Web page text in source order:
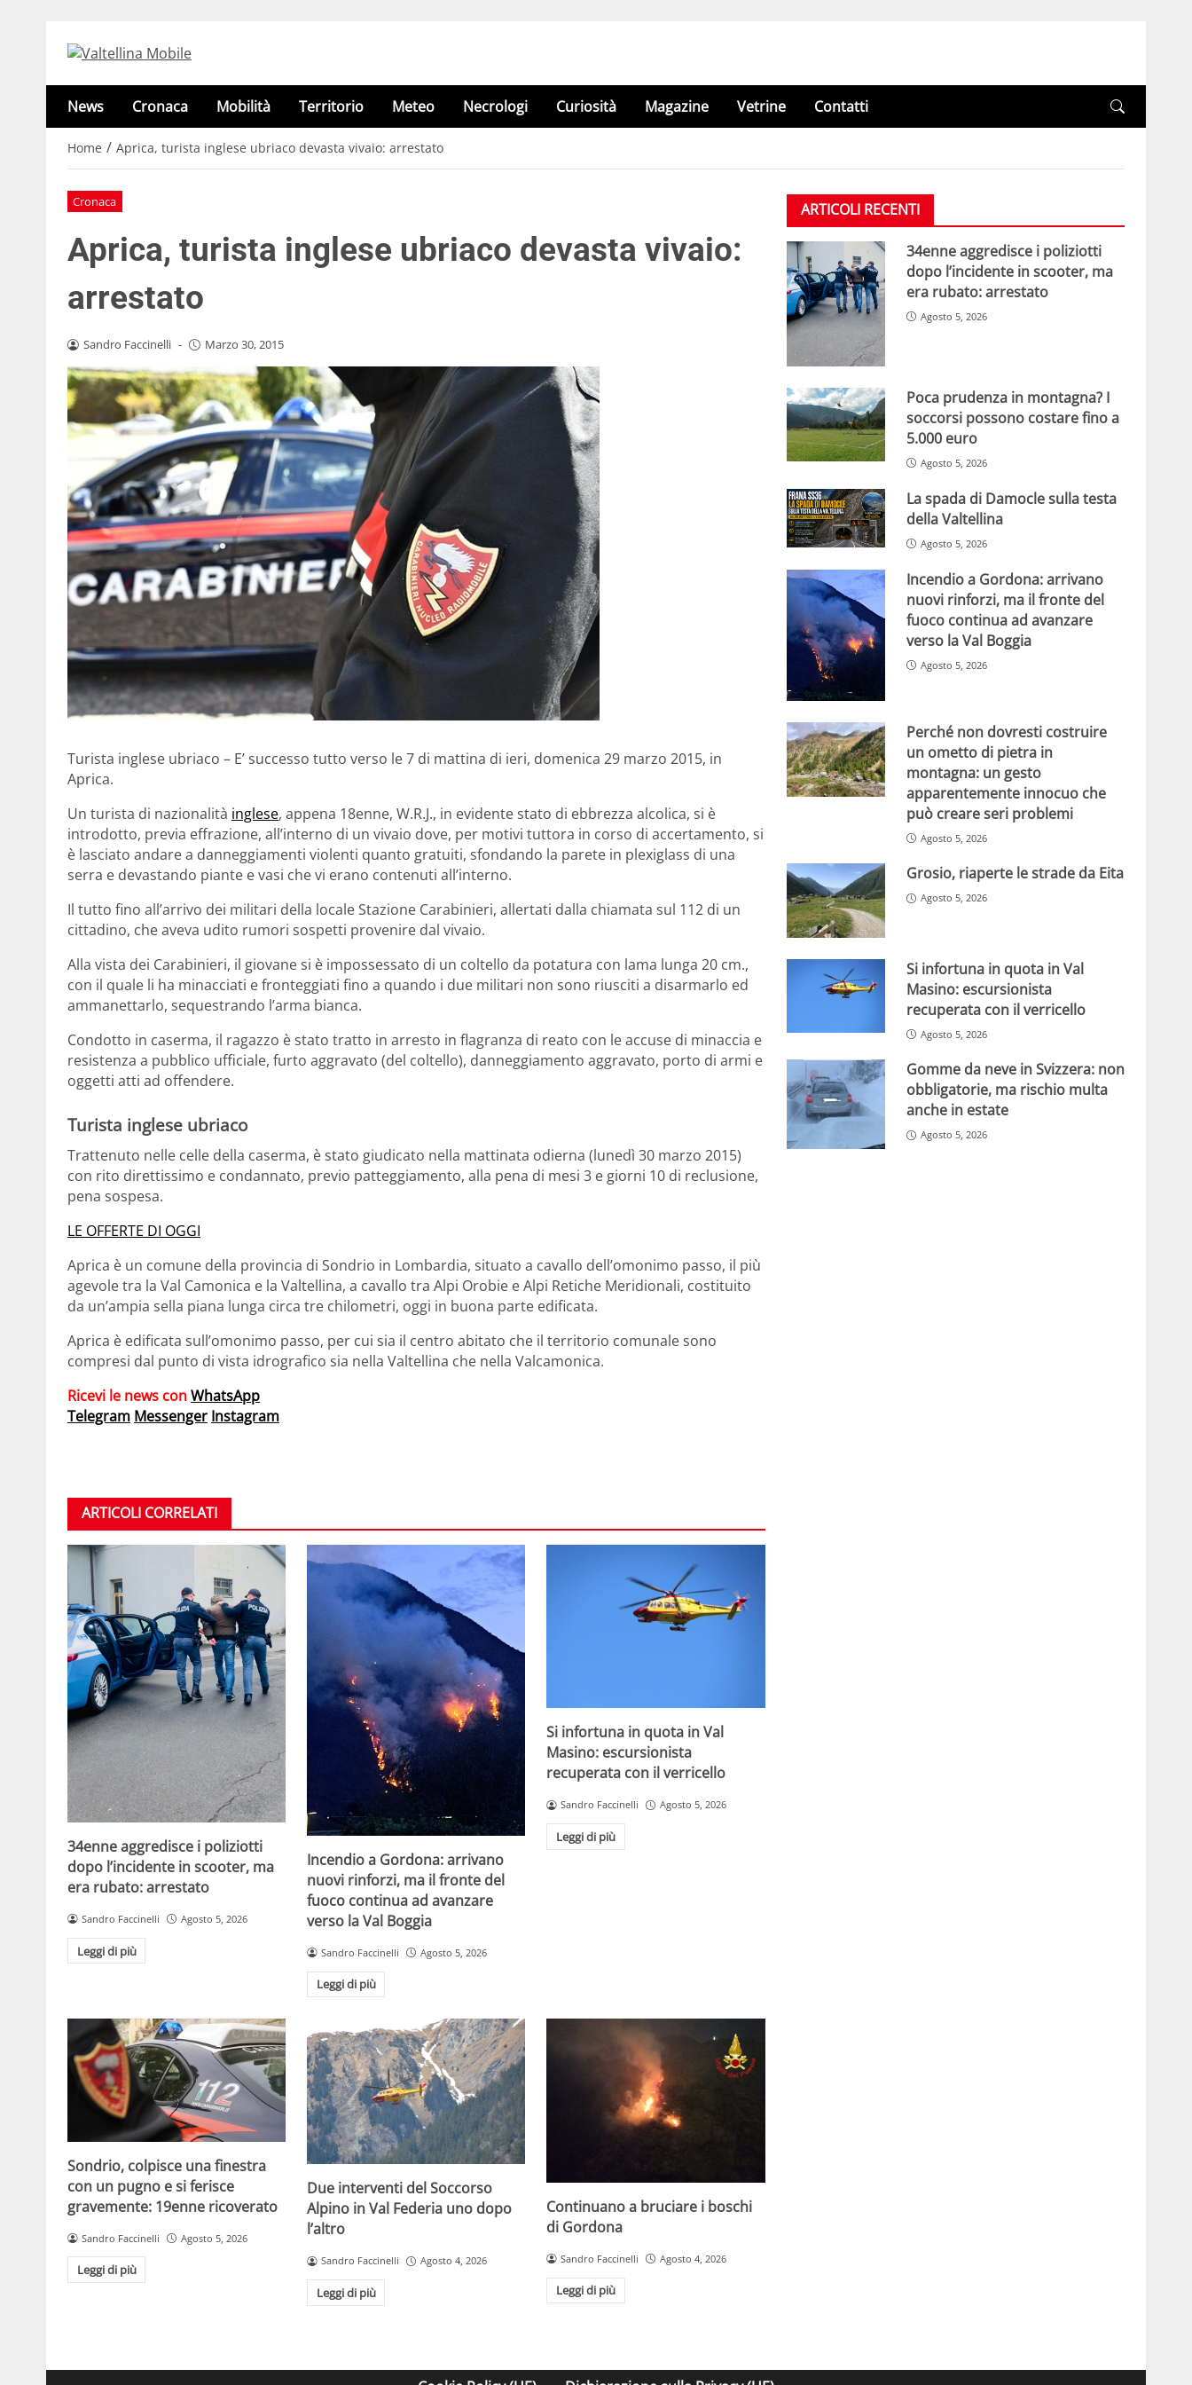
News Cronaca Mobilità Territorio Meteo Necrologi Curiosità Magazine Vetrine Contatti
Home / Aprica, turista inglese ubriaco devasta vivaio: arrestato
Cronaca
Aprica, turista inglese ubriaco devasta vivaio:
arrestato
Sandro Faccinelli - Marzo 30, 2015
Turista inglese ubriaco – E’ successo tutto verso le 7 di mattina di ieri, domenica 29 marzo 2015, in
Aprica.
Un turista di nazionalità inglese, appena 18enne, W.R.J., in evidente stato di ebbrezza alcolica, si è
introdotto, previa effrazione, all’interno di un vivaio dove, per motivi tuttora in corso di accertamento, si
è lasciato andare a danneggiamenti violenti quanto gratuiti, sfondando la parete in plexiglass di una
serra e devastando piante e vasi che vi erano contenuti all’interno.
Il tutto fino all’arrivo dei militari della locale Stazione Carabinieri, allertati dalla chiamata sul 112 di un
cittadino, che aveva udito rumori sospetti provenire dal vivaio.
Alla vista dei Carabinieri, il giovane si è impossessato di un coltello da potatura con lama lunga 20 cm.,
con il quale li ha minacciati e fronteggiati fino a quando i due militari non sono riusciti a disarmarlo ed
ammanettarlo, sequestrando l’arma bianca.
Condotto in caserma, il ragazzo è stato tratto in arresto in flagranza di reato con le accuse di minaccia e
resistenza a pubblico ufficiale, furto aggravato (del coltello), danneggiamento aggravato, porto di armi e
oggetti atti ad offendere.
Turista inglese ubriaco
Trattenuto nelle celle della caserma, è stato giudicato nella mattinata odierna (lunedì 30 marzo 2015)
con rito direttissimo e condannato, previo patteggiamento, alla pena di mesi 3 e giorni 10 di reclusione,
pena sospesa.
LE OFFERTE DI OGGI
Aprica è un comune della provincia di Sondrio in Lombardia, situato a cavallo dell’omonimo passo, il più
agevole tra la Val Camonica e la Valtellina, a cavallo tra Alpi Orobie e Alpi Retiche Meridionali, costituito
da un’ampia sella piana lunga circa tre chilometri, oggi in buona parte edificata.
Aprica è edificata sull’omonimo passo, per cui sia il centro abitato che il territorio comunale sono
compresi dal punto di vista idrografico sia nella Valtellina che nella Valcamonica.
Ricevi le news conWhatsApp
Telegram Messenger Instagram
ARTICOLI CORRELATI
34enne aggredisce i poliziotti
dopo l’incidente in scooter, ma
era rubato: arrestato
Sandro Faccinelli Agosto 5, 2026
Leggi di più
Incendio a Gordona: arrivano
nuovi rinforzi, ma il fronte del
fuoco continua ad avanzare
verso la Val Boggia
Sandro Faccinelli Agosto 5, 2026
Leggi di più
Si infortuna in quota in Val
Masino: escursionista
recuperata con il verricello
Sandro Faccinelli Agosto 5, 2026
Leggi di più
Sondrio, colpisce una finestra
con un pugno e si ferisce
gravemente: 19enne ricoverato
Sandro Faccinelli Agosto 5, 2026
Leggi di più
Due interventi del Soccorso
Alpino in Val Federia uno dopo
l’altro
Sandro Faccinelli Agosto 4, 2026
Leggi di più
Continuano a bruciare i boschi
di Gordona
Sandro Faccinelli Agosto 4, 2026
Leggi di più
ARTICOLI RECENTI
34enne aggredisce i poliziotti
dopo l’incidente in scooter, ma
era rubato: arrestato
Agosto 5, 2026
Poca prudenza in montagna? I
soccorsi possono costare fino a
5.000 euro
Agosto 5, 2026
La spada di Damocle sulla testa
della Valtellina
Agosto 5, 2026
Incendio a Gordona: arrivano
nuovi rinforzi, ma il fronte del
fuoco continua ad avanzare
verso la Val Boggia
Agosto 5, 2026
Perché non dovresti costruire
un ometto di pietra in
montagna: un gesto
apparentemente innocuo che
può creare seri problemi
Agosto 5, 2026
Grosio, riaperte le strade da Eita
Agosto 5, 2026
Si infortuna in quota in Val
Masino: escursionista
recuperata con il verricello
Agosto 5, 2026
Gomme da neve in Svizzera: non
obbligatorie, ma rischio multa
anche in estate
Agosto 5, 2026